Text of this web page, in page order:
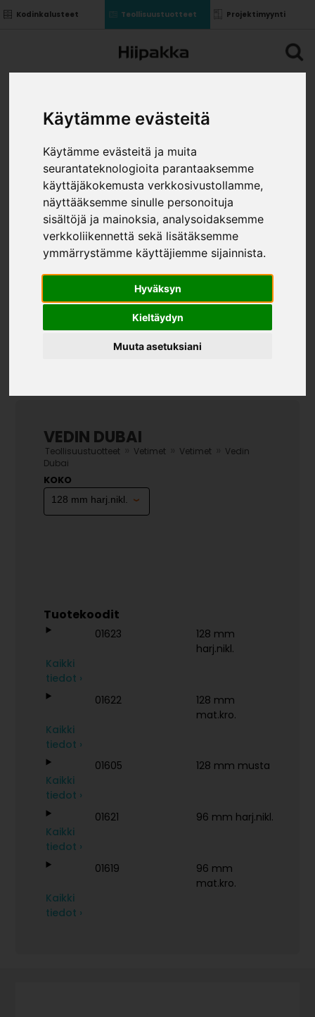
Käytämme evästeitä
Käytämme evästeitä ja muita
seurantateknologioita parantaaksemme
käyttäjäkokemusta verkkosivustollamme,
näyttääksemme sinulle personoituja
sisältöjä ja mainoksia, analysoidaksemme
verkkoliikennettä sekä lisätäksemme
ymmärrystämme käyttäjiemme sijainnista.
Hyväksyn
Kieltäydyn
Muuta asetuksiani
Kodinkalusteet Teollisuustuotteet Projektimyynti
VEDIN DUBAI
Teollisuustuotteet Vetimet Vetimet
Vedin
Dubai
KOKO
Tuotekoodit
01623
128 mm
harj.nikl.
Kaikki
tiedot ›
01622
128 mm
mat.kro.
Kaikki
tiedot ›
01605
128 mm musta
Kaikki
tiedot ›
01621
96 mm harj.nikl.
Kaikki
tiedot ›
01619
96 mm
mat.kro.
Kaikki
tiedot ›